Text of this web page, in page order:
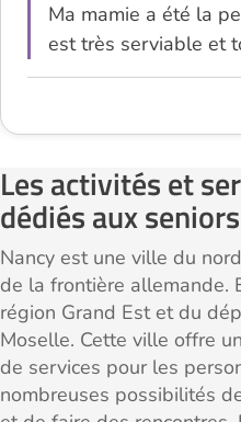
Ma mamie a été la
est très serviable et
Les activités et
dédiés aux seniors
Nancy est une ville du
de la frontière allemande.
région Grand Est et du
Moselle. Cette ville offre
de services pour les
nombreuses possibilités